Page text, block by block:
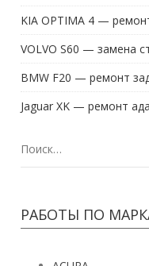
KIA OPTIMA 4 —
VOLVO S60 — замена
BMW F20 — ремонт
Jaguar XK — ремонт
РАБОТЫ ПО